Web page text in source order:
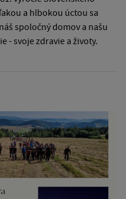
a hlbokou úctou sa
spoločný domov a našu
- svoje zdravie a životy.